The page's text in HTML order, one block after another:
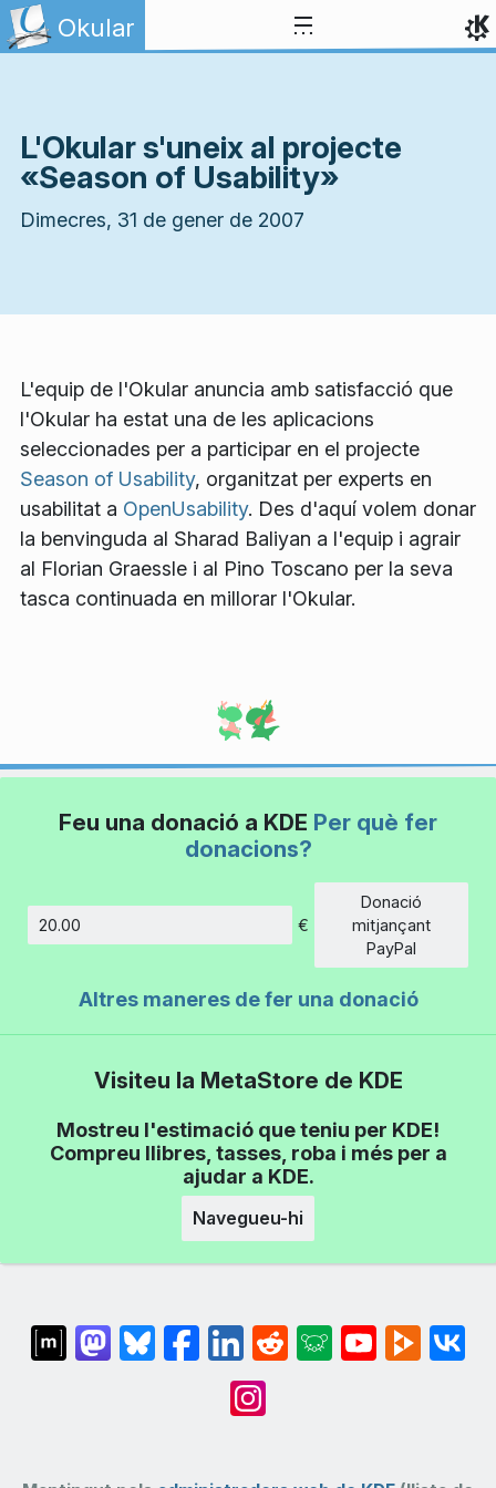
Salta al contingut
Okular
L'Okular s'uneix al projecte
«Season of Usability»
Dimecres, 31 de gener de 2007
L'equip de l'Okular anuncia amb satisfacció que
l'Okular ha estat una de les aplicacions
seleccionades per a participar en el projecte
Season of Usability, organitzat per experts en
usabilitat a OpenUsability. Des d'aquí volem donar
la benvinguda al Sharad Baliyan a l'equip i agrair
al Florian Graessle i al Pino Toscano per la seva
tasca continuada en millorar l'Okular.
Feu una donació a KDE Per què fer
donacions?
€
Donació
mitjançant
PayPal
Altres maneres de fer una donació
Visiteu la MetaStore de KDE
Mostreu l'estimació que teniu per KDE!
Compreu llibres, tasses, roba i més per a
ajudar a KDE.
Navegueu-hi